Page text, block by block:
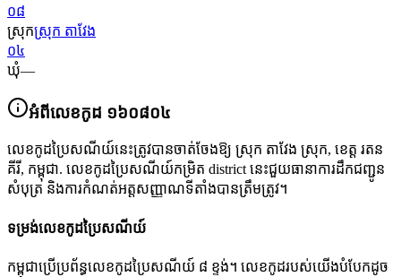
០៨
ស្រុកស្រុក តាវែង
០៤
ឃុំ—
អំពីលេខកូដ ១៦០៨០៤
លេខកូដប្រៃសណីយ៍នេះត្រូវបានចាត់ចែងឱ្យ ស្រុក តាវែង ស្រុក, ខេត្ត រតន
គីរី, កម្ពុជា. លេខកូដប្រៃសណីយ៍កម្រិត district នេះជួយធានាការដឹកជញ្ជូន
សំបុត្រ និងការកំណត់អត្តសញ្ញាណទីតាំងបានត្រឹមត្រូវ។
ទម្រង់លេខកូដប្រៃសណីយ៍
កម្ពុជាប្រើប្រព័ន្ធលេខកូដប្រៃសណីយ៍ ៨ ខ្ទង់។ លេខកូដរបស់យើងបំបែកដូច